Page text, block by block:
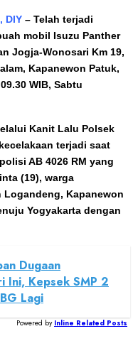
DIY – Telah terjadi
mobil Isuzu Panther
Jogja-Wonosari Km 19,
Kapanewon Patuk,
WIB, Sabtu
Kanit Lalu Polsek
terjadi saat
AB 4026 RM yang
(19), warga
Logandeng, Kapanewon
Yogyakarta dengan
Dugaan
Ini, Kepsek SMP 2
Lagi
Powered by Inline Related Posts